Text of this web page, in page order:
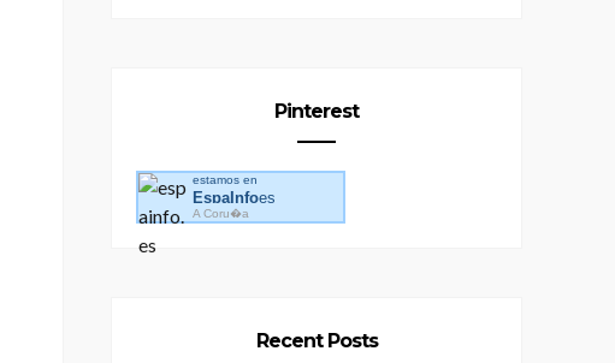
Pinterest
estamos en
EspaInfoes
A Coru�a
Recent Posts